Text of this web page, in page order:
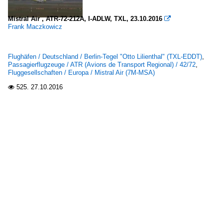
Mistral Air , ATR-72-212A, I-ADLW, TXL, 23.10.2016 
Frank Maczkowicz
Flughäfen / Deutschland / Berlin-Tegel "Otto Lilienthal" (TXL-EDDT),
Passagierflugzeuge / ATR (Avions de Transport Regional) / 42/72,
Fluggesellschaften / Europa / Mistral Air (7M-MSA)
 525. 27.10.2016